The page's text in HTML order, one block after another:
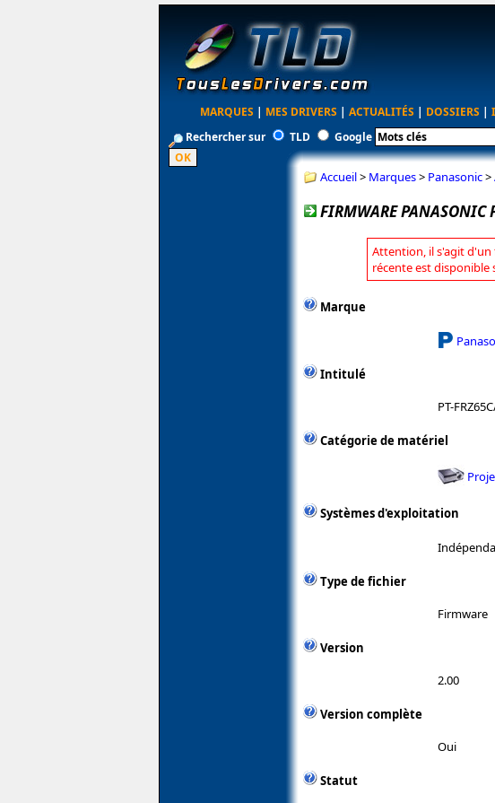
MARQUES | MES DRIVERS | ACTUALITÉS | DOSSIERS |
Rechercher sur
TLD Google
Accueil> Marques> Panasonic>
FIRMWARE PANASONIC
Attention, il s'agit d'un
récente est disponible
Marque
Intitulé
PT-
Catégorie de matériel
Systèmes d'exploitation
Type de fichier
Firmware
Version
2.00
Version complète
Oui
Statut